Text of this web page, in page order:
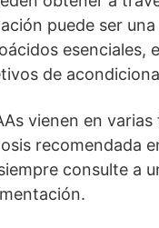
puede ser
esenciales,
de
vienen en
recomendada
consulte a